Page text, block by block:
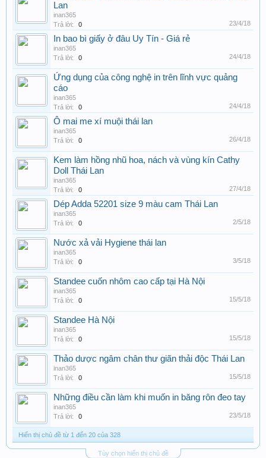
Lan
inan365
Trả lời:
0 23/4/18
In bao bì giấy ở đâu Uy Tín - Giá rẻ
inan365
Trả lời:
0 24/4/18
Ứng dụng của công nghệ in trên lĩnh vực quảng
cáo
inan365
Trả lời:
0 24/4/18
Ô mai me xí muội thái lan
inan365
Trả lời:
0 26/4/18
Kem làm hồng nhũ hoa, nách và vùng kín Cathy
Doll Thái Lan
inan365
Trả lời:
0 27/4/18
Dép Adda 52201 size 9 màu cam Thái Lan
inan365
Trả lời:
0 2/5/18
Nước xả vải Hygiene thái lan
inan365
Trả lời:
0 3/5/18
Standee cuốn nhôm cao cấp tại Hà Nội
inan365
Trả lời:
0 15/5/18
Standee Hà Nội
inan365
Trả lời:
0 15/5/18
Thảo dược ngâm chân thư giãn thải độc Thái Lan
inan365
Trả lời:
0 15/5/18
Những điều cần làm khi muốn in băng rôn đeo tay
inan365
Trả lời:
0 23/5/18
Hiển thị chủ đề từ 1 đến 20 của 328
Tùy chọn hiển thị chủ đề